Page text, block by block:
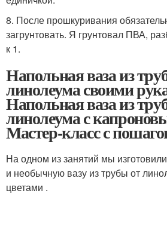
8. После прошкуривания
загрунтовать. Я грунтовал ПВА,
к 1.
Напольная ваза из
линолеума своими
Напольная ваза из
линолеума с
Мастер-класс с
На одном из занятий мы
и необычную вазу из трубы от
цветами .